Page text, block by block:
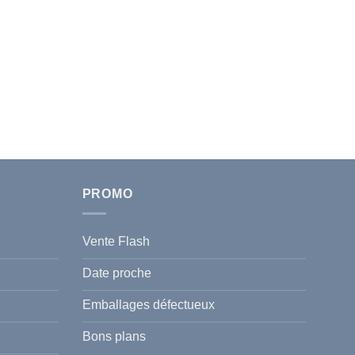
PROMO
Vente Flash
Date proche
Emballages défectueux
Bons plans